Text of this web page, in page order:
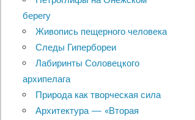
берегу
Живопись пещерного человека
Следы Гипербореи
Лабиринты Соловецкого
архипелага
Природа как творческая сила
Архитектура — «Вторая